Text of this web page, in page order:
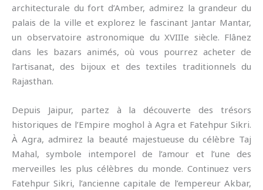
architecturale du fort d’Amber, admirez la grandeur du
palais de la ville et explorez le fascinant Jantar Mantar,
un observatoire astronomique du XVIIIe siècle. Flânez
dans les bazars animés, où vous pourrez acheter de
l’artisanat, des bijoux et des textiles traditionnels du
Rajasthan.
Depuis Jaipur, partez à la découverte des trésors
historiques de l’Empire moghol à Agra et Fatehpur Sikri.
À Agra, admirez la beauté majestueuse du célèbre Taj
Mahal, symbole intemporel de l’amour et l’une des
merveilles les plus célèbres du monde. Continuez vers
Fatehpur Sikri, l’ancienne capitale de l’empereur Akbar,